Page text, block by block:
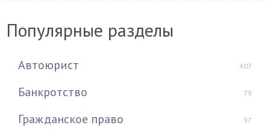
Популярные разделы
Автоюрист 407
Банкротство 79
Гражданское право 97